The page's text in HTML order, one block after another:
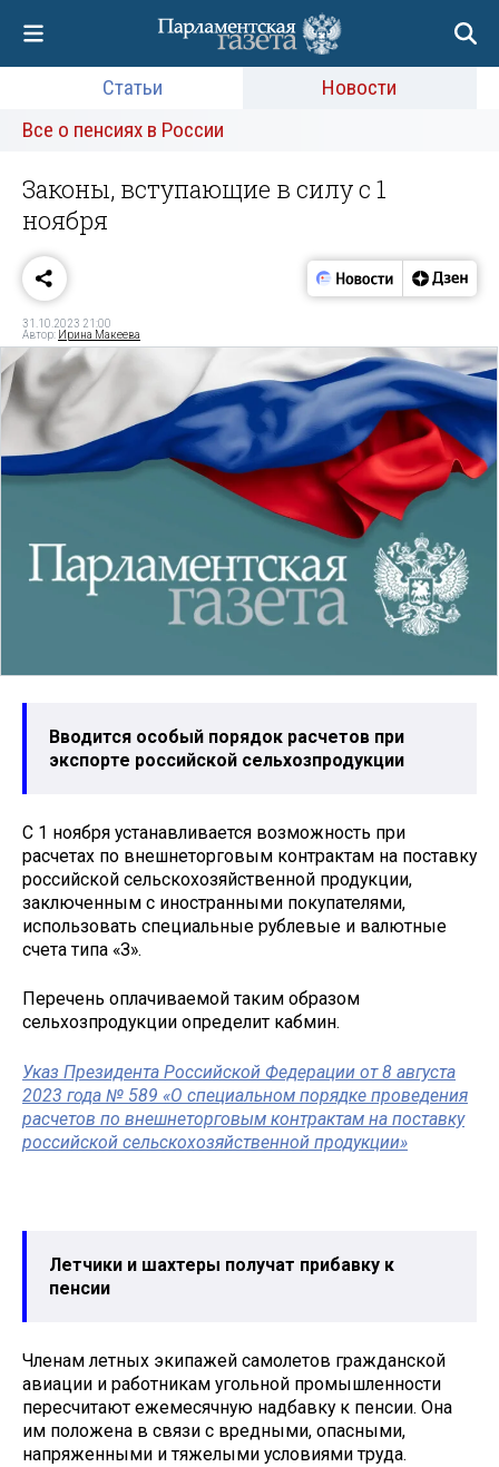
Статьи
Новости
Все о пенсиях в России
Законы, вступающие в силу с 1
ноября
31.10.2023 21:00
Автор: Ирина Макеева
Вводится особый порядок расчетов при
экспорте российской сельхозпродукции
С 1 ноября устанавливается возможность при
расчетах по внешнеторговым контрактам на поставку
российской сельскохозяйственной продукции,
заключенным с иностранными покупателями,
использовать специальные рублевые и валютные
счета типа «З».
Перечень оплачиваемой таким образом
сельхозпродукции определит кабмин.
Указ Президента Российской Федерации от 8 августа
2023 года № 589 «О специальном порядке проведения
расчетов по внешнеторговым контрактам на поставку
российской сельскохозяйственной продукции»
Летчики и шахтеры получат прибавку к
пенсии
Членам летных экипажей самолетов гражданской
авиации и работникам угольной промышленности
пересчитают ежемесячную надбавку к пенсии. Она
им положена в связи с вредными, опасными,
напряженными и тяжелыми условиями труда.